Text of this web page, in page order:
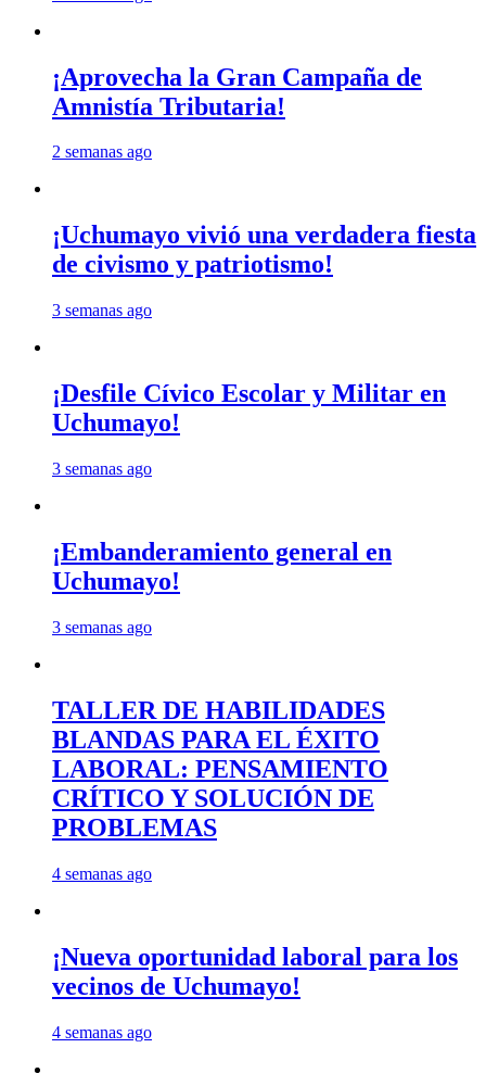
¡Aprovecha la Gran Campaña de
Amnistía Tributaria!
2 semanas ago
¡Uchumayo vivió una verdadera fiesta
de civismo y patriotismo!
3 semanas ago
¡Desfile Cívico Escolar y Militar en
Uchumayo!
3 semanas ago
¡Embanderamiento general en
Uchumayo!
3 semanas ago
TALLER DE HABILIDADES
BLANDAS PARA EL ÉXITO
LABORAL: PENSAMIENTO
CRÍTICO Y SOLUCIÓN DE
PROBLEMAS
4 semanas ago
¡Nueva oportunidad laboral para los
vecinos de Uchumayo!
4 semanas ago